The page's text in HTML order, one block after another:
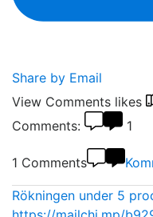
Share by Email
View Comments likes
Comments:
1
1 Comments
Rökningen under 5